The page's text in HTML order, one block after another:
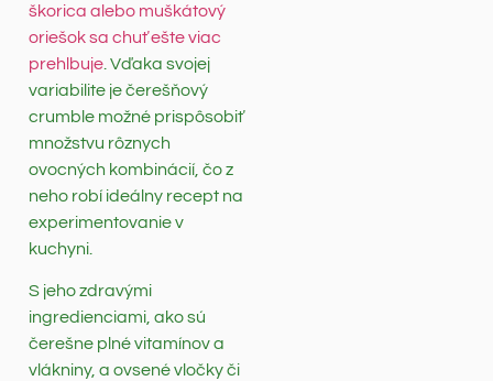
škorica alebo muškátový
oriešok sa chuť ešte viac
prehlbuje . Vďaka svojej
variabilite je čerešňový
crumble možné prispôsobiť
množstvu rôznych
ovocných kombinácií, čo z
neho robí ideálny recept na
experimentovanie v
kuchyni.
S jeho zdravými
ingredienciami, ako sú
čerešne plné vitamínov a
vlákniny, a ovsené vločky či